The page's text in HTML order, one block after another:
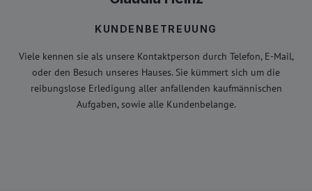
KUNDENBETREUUNG
Viele kennen sie als unsere Kontaktperson durch Telefon, E-Mail,
oder den Besuch unseres Hauses. Sie kümmert sich um die
reibungslose Erledigung aller anfallenden kaufmännischen
Aufgaben, sowie alle Kundenbelange.